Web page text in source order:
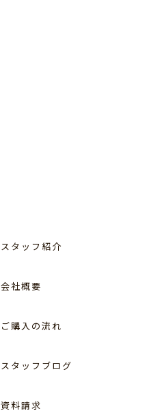
スタッフ紹介
会社概要
ご購入の流れ
スタッフブログ
資料請求